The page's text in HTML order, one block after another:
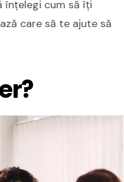
înțelegi cum să îți
care să te ajute să